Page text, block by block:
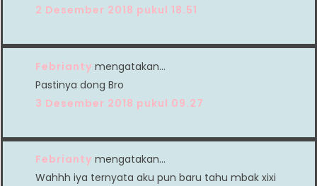
2 Desember 2018 pukul 18.51
Febrianty mengatakan…
Pastinya dong Bro
3 Desember 2018 pukul 09.27
Febrianty mengatakan…
Wahhh iya ternyata aku pun baru tahu mbak xixi